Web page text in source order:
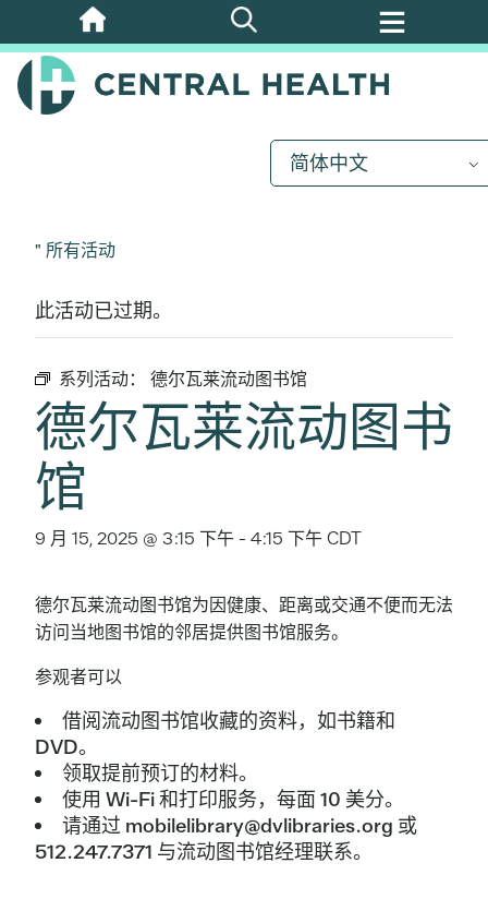
跳
至
主
简体中文
" 所有活动
此活动已过期。
系列活动： 德尔瓦莱流动图书馆
德尔瓦莱流动图书
馆
9 月 15, 2025 @ 3:15 下午 - 4:15 下午CDT
德尔瓦莱流动图书馆为因健康、距离或交通不便而无法
访问当地图书馆的邻居提供图书馆服务。
参观者可以
借阅流动图书馆收藏的资料，如书籍和
DVD。
领取提前预订的材料。
使用 Wi-Fi 和打印服务，每面 10 美分。
请通过 mobilelibrary@dvlibraries.org 或
512.247.7371 与流动图书馆经理联系。